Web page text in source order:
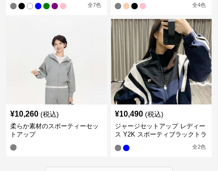
全7色 全4色
¥10,260 (税込)
柔らか素材のスポーティーセッ
トアップ
¥10,490 (税込)
ジャージセットアップ レディー
ス Y2K スポーティブラックトラ
全2色